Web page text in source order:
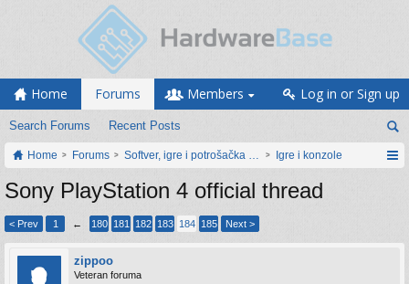
Home Forums
Search Forums Recent Posts
Members Log in or Sign up
Home Forums Softver, igre i potrošačka elektronikaIgre i konzole
Sony PlayStation 4 official thread
< Prev 1 ← 180 181 182 183 184 185 Next >
zippoo
Veteran foruma